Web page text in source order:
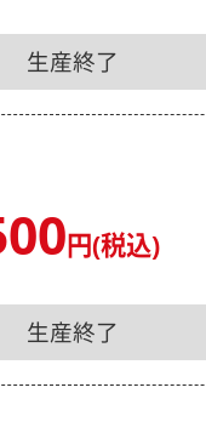
生産終了
円(税込)
生産終了